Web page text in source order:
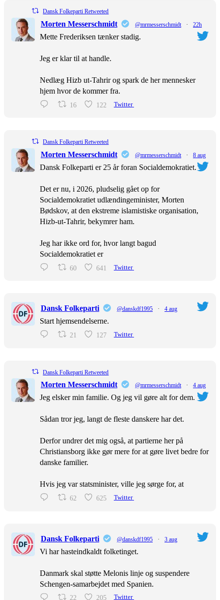
Dansk Folkeparti Retweeted
Morten Messerschmidt @mrmesserschmidt · 22h
Mette Frederiksen tænker stadig.
Jeg er klar til at handle.
Nedlæg Hizb ut-Tahrir og spark de her mennesker
hjem hvor de kommer fra.
16 122 Twitter
Dansk Folkeparti Retweeted
Morten Messerschmidt @mrmesserschmidt · 8 aug
Dansk Folkeparti er 25 år foran Socialdemokratiet.
Det er nu, i 2026, pludselig gået op for
Socialdemokratiet udlændingeminister, Morten
Bødskov, at den ekstreme islamistiske organisation,
Hizb-ut-Tahrir, bekymrer ham.
Jeg har ikke ord for, hvor langt bagud
Socialdemokratiet er
60 641 Twitter
Dansk Folkeparti @danskdf1995 · 4 aug
Start hjemsendelserne.
21 127 Twitter
Dansk Folkeparti Retweeted
Morten Messerschmidt @mrmesserschmidt · 4 aug
Jeg elsker min familie. Og jeg vil gøre alt for dem.
Sådan tror jeg, langt de fleste danskere har det.
Derfor undrer det mig også, at partierne her på
Christiansborg ikke gør mere for at gøre livet bedre for
danske familier.
Hvis jeg var statsminister, ville jeg sørge for, at
62 625 Twitter
Dansk Folkeparti @danskdf1995 · 3 aug
Vi har hasteindkaldt folketinget.
Danmark skal støtte Melonis linje og suspendere
Schengen-samarbejdet med Spanien.
22 205 Twitter